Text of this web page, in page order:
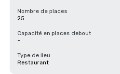
Nombre de places
25
Capacité en places debout
-
Type de lieu
Restaurant